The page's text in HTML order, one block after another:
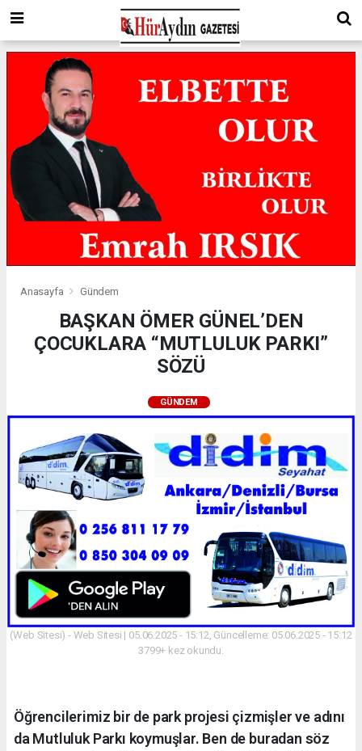
Anasayfa Gündem
BAŞKAN ÖMER GÜNEL’DEN
ÇOCUKLARA “MUTLULUK PARKI”
SÖZÜ
GÜNDEM
(Web Sitesi) - Web Sitesi | 05.06.2025 - 15:12, Güncelleme: 05.06.2025 - 15:12
3799+ kez okundu.
Öğrencilerimiz bir de park projesi çizmişler ve adını
da Mutluluk Parkı koymuşlar. Ben de buradan söz